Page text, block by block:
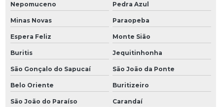
Nepomuceno Pedra Azul
Minas Novas Paraopeba
Espera Feliz Monte Sião
Buritis Jequitinhonha
São Gonçalo do Sapucaí São João da Ponte
Belo Oriente Buritizeiro
São João do Paraíso Carandaí